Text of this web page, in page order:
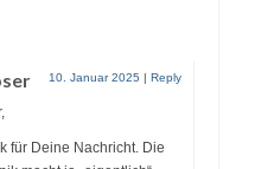
10. Januar 2025 | Reply
für Deine Nachricht. Die